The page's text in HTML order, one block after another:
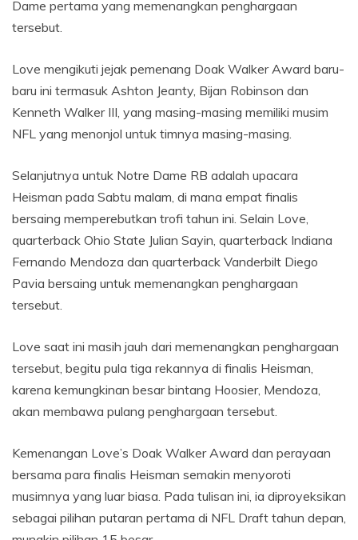
Dame pertama yang memenangkan penghargaan
tersebut.
Love mengikuti jejak pemenang Doak Walker Award baru-
baru ini termasuk Ashton Jeanty, Bijan Robinson dan
Kenneth Walker III, yang masing-masing memiliki musim
NFL yang menonjol untuk timnya masing-masing.
Selanjutnya untuk Notre Dame RB adalah upacara
Heisman pada Sabtu malam, di mana empat finalis
bersaing memperebutkan trofi tahun ini. Selain Love,
quarterback Ohio State Julian Sayin, quarterback Indiana
Fernando Mendoza dan quarterback Vanderbilt Diego
Pavia bersaing untuk memenangkan penghargaan
tersebut.
Love saat ini masih jauh dari memenangkan penghargaan
tersebut, begitu pula tiga rekannya di finalis Heisman,
karena kemungkinan besar bintang Hoosier, Mendoza,
akan membawa pulang penghargaan tersebut.
Kemenangan Love’s Doak Walker Award dan perayaan
bersama para finalis Heisman semakin menyoroti
musimnya yang luar biasa. Pada tulisan ini, ia diproyeksikan
sebagai pilihan putaran pertama di NFL Draft tahun depan,